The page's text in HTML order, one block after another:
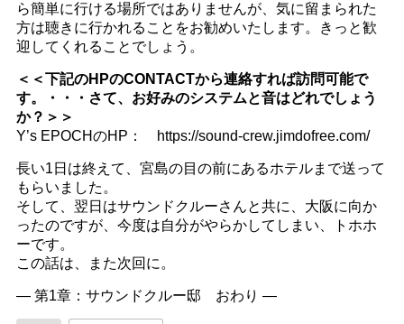
ら簡単に行ける場所ではありませんが、気に留まられた
方は聴きに行かれることをお勧めいたします。きっと歓
迎してくれることでしょう。
＜＜下記のHPのCONTACTから連絡すれば訪問可能で
す。・・・さて、お好みのシステムと音はどれでしょう
か？＞＞
Y’s EPOCHのHP： https://sound-crew.jimdofree.com/
長い1日は終えて、宮島の目の前にあるホテルまで送って
もらいました。
そして、翌日はサウンドクルーさんと共に、大阪に向か
ったのですが、今度は自分がやらかしてしまい、トホホ
ーです。
この話は、また次回に。
― 第1章：サウンドクルー邸 おわり ―